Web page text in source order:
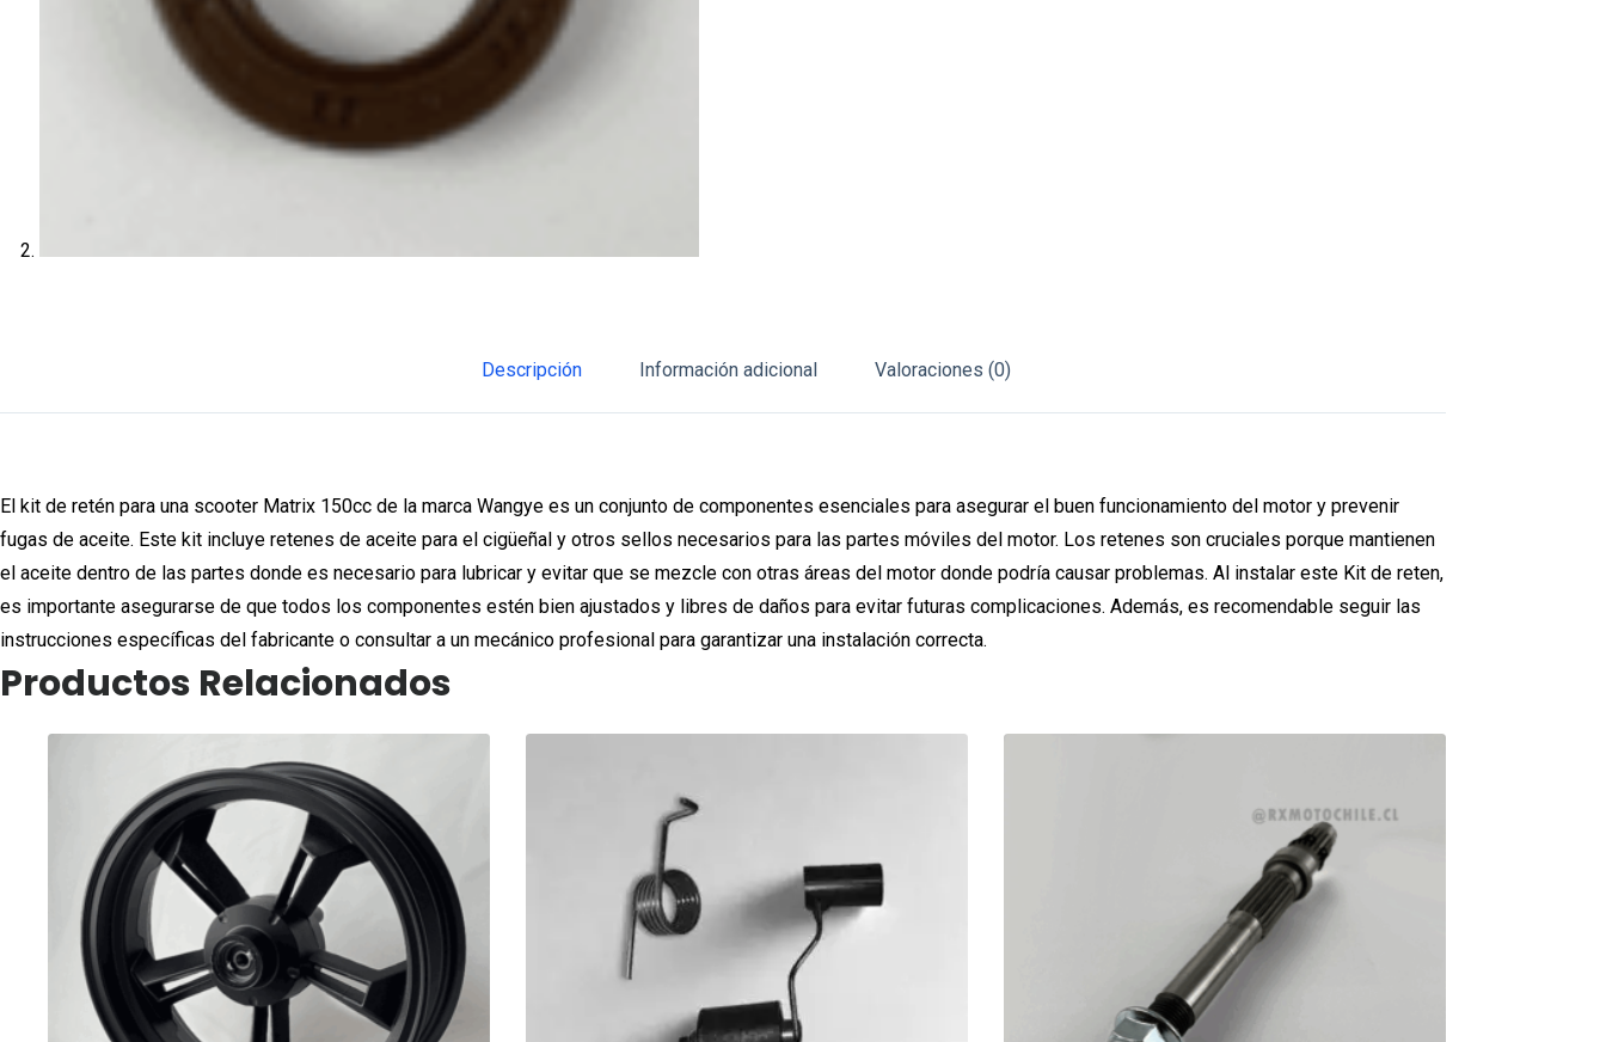
Descripción Información adicional Valoraciones (0)
El kit de retén para una scooter Matrix 150cc de la marca Wangye es un conjunto de componentes esenciales para asegurar el buen funcionamiento del motor y prevenir
fugas de aceite. Este kit incluye retenes de aceite para el cigüeñal y otros sellos necesarios para las partes móviles del motor. Los retenes son cruciales porque mantienen
el aceite dentro de las partes donde es necesario para lubricar y evitar que se mezcle con otras áreas del motor donde podría causar problemas. Al instalar este Kit de reten,
es importante asegurarse de que todos los componentes estén bien ajustados y libres de daños para evitar futuras complicaciones. Además, es recomendable seguir las
instrucciones específicas del fabricante o consultar a un mecánico profesional para garantizar una instalación correcta.
Productos Relacionados